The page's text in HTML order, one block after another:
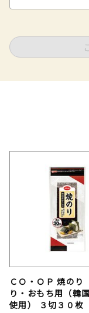
ＣＯ・ＯＰ 焼の
り・おもち用（韓
使用） ３切３０枚